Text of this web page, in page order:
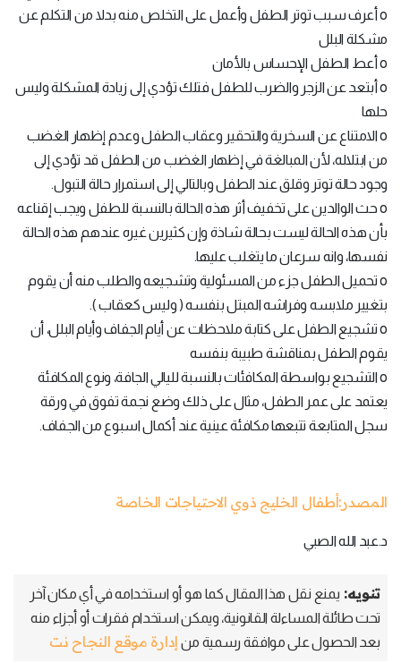
o أعرف سبب توتر الطفل وأعمل على التخلص منه بدلا من التكلم عن
مشكلة البلل
o أعط الطفل الإحساس بالأمان
o أبتعد عن الزجر والضرب للطفل فتلك تؤدي إلى زيادة المشكلة وليس
حلها
o الامتناع عن السخرية والتحقير وعقاب الطفل وعدم إظهار الغضب
من ابتلاله، لأن المبالغة في إظهار الغضب من الطفل قد تؤدي إلى
وجود حالة توتر وقلق عند الطفل وبالتالي إلى استمرار حالة التبول.
o حث الوالدين على تخفيف أثر هذه الحالة بالنسبة للطفل ويجب إقناعه
بأن هذه الحالة ليست بحالة شاذة وإن كثيرين غيره عندهم هذه الحالة
نفسها، وانه سرعان ما يتغلب عليها.
o تحميل الطفل جزء من المسئولية وتشجيعه والطلب منه أن يقوم
بتغيير ملابسه وفراشه المبتل بنفسه ( وليس كعقاب ).
o تشجيع الطفل على كتابة ملاحظات عن أيام الجفاف وأيام البلل، أن
يقوم الطفل بمناقشة طبيبة بنفسه
o التشجيع بواسطة المكافئات بالنسبة لليالي الجافة، ونوع المكافئة
يعتمد على عمر الطفل، مثال على ذلك وضع نجمة تفوق في ورقة
سجل المتابعة تتبعها مكافئة عينية عند أكمال اسبوع من الجفاف.
المصدر:أطفال الخليج ذوي الاحتياجات الخاصة
د.عبد الله الصبي
تنويه: يمنع نقل هذا المقال كما هو أو استخدامه في أي مكان آخر
تحت طائلة المساءلة القانونية، ويمكن استخدام فقرات أو أجزاء منه
بعد الحصول على موافقة رسمية من إدارة موقع النجاح نت